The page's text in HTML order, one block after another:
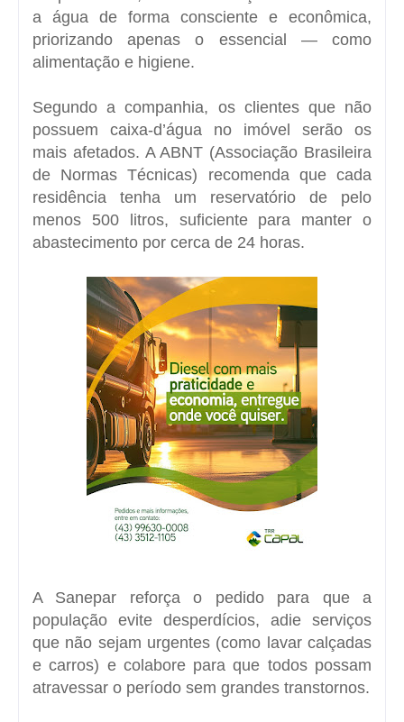
a água de forma consciente e econômica,
priorizando apenas o essencial — como
alimentação e higiene.
Segundo a companhia, os clientes que não
possuem caixa-d’água no imóvel serão os
mais afetados. A ABNT (Associação Brasileira
de Normas Técnicas) recomenda que cada
residência tenha um reservatório de pelo
menos 500 litros, suficiente para manter o
abastecimento por cerca de 24 horas.
A Sanepar reforça o pedido para que a
população evite desperdícios, adie serviços
que não sejam urgentes (como lavar calçadas
e carros) e colabore para que todos possam
atravessar o período sem grandes transtornos.